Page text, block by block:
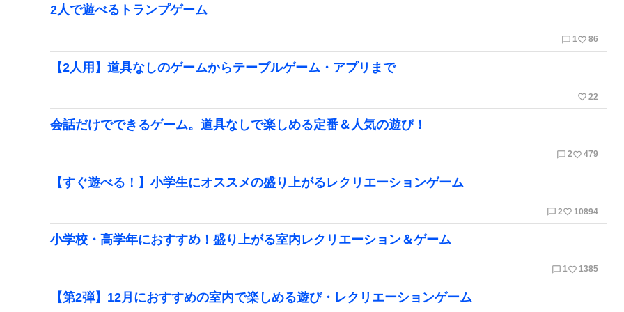
2人で遊べるトランプゲーム
chat_bubble_outline 1 favorite_border 86
【2人用】道具なしのゲームからテーブルゲーム・アプリまで
favorite_border 22
会話だけでできるゲーム。道具なしで楽しめる定番＆人気の遊び！
chat_bubble_outline 2favorite_border 479
【すぐ遊べる！】小学生にオススメの盛り上がるレクリエーションゲーム
chat_bubble_outline 2favorite_border 10894
小学校・高学年におすすめ！盛り上がる室内レクリエーション＆ゲーム
chat_bubble_outline 1favorite_border 1385
【第2弾】12月におすすめの室内で楽しめる遊び・レクリエーションゲーム